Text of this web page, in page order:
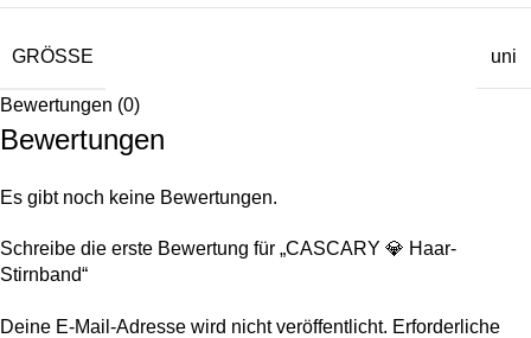
GRÖSSE uni
Bewertungen (0)
Bewertungen
Es gibt noch keine Bewertungen.
Schreibe die erste Bewertung für „CASCARY 💎 Haar-
Stirnband“
Deine E-Mail-Adresse wird nicht veröffentlicht. Erforderliche